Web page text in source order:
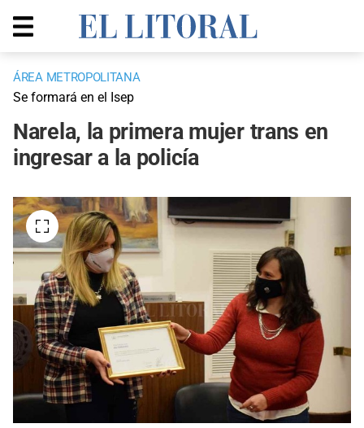
ÁREA METROPOLITANA
Se formará en el Isep
Narela, la primera mujer trans en
ingresar a la policía